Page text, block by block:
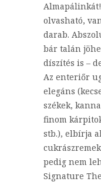
olvasható,
darab.
bár talán
díszítés is –
Az enteriőr
elegáns
székek,
finom
stb.), elbírja
pedig nem
Signature